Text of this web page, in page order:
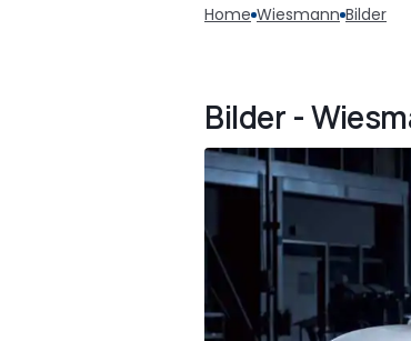
Home Wiesmann Bilder
Bilder -